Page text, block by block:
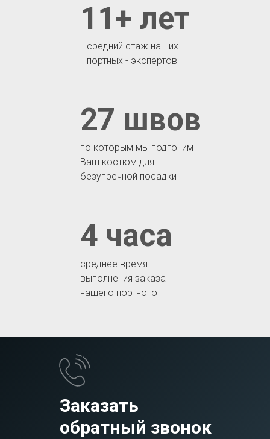
среднее время
выполнения заказа
нашего портного
4 часа
по которым мы подгоним
Ваш костюм для
безупречной посадки
27 швов
средний стаж наших
портных - экспертов
11+ лет
Заказать
обратный звонок